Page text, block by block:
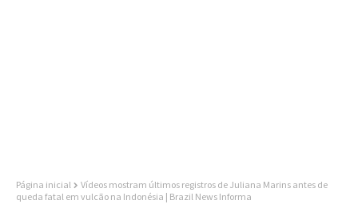
Página inicial
Vídeos mostram últimos registros de Juliana Marins antes de
queda fatal em vulcão na Indonésia | Brazil News Informa